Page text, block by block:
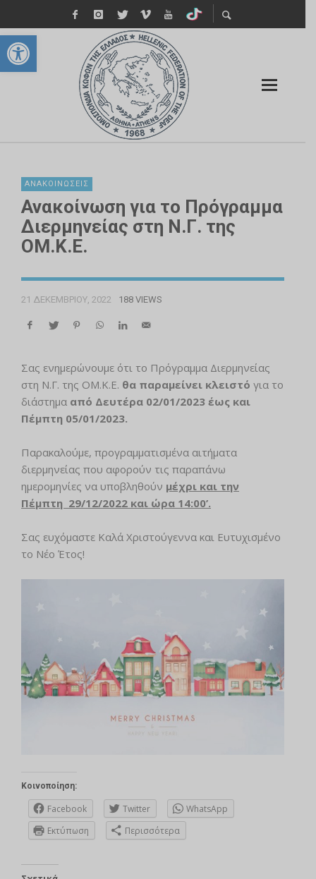
Ανοίξτε τη γραμμή εργαλείων
ΑΝΑΚΟΙΝΏΣΕΙΣ
Ανακοίνωση για το Πρόγραμμα
Διερμηνείας στη Ν.Γ. της
ΟΜ.Κ.Ε.
21 ΔΕΚΕΜΒΡΊΟΥ, 2022 188 VIEWS
Σας ενημερώνουμε ότι το Πρόγραμμα Διερμηνείας
στη Ν.Γ. της ΟΜ.Κ.Ε. θα παραμείνει κλειστό για τo
διάστημα από Δευτέρα 02/01/2023 έως και
Πέμπτη 05/01/2023.
Παρακαλούμε, προγραμματισμένα αιτήματα
διερμηνείας που αφορούν τις παραπάνω
ημερομηνίες να υποβληθούν μέχρι και την
Πέμπτη 29/12/2022 και ώρα 14:00’.
Σας ευχόμαστε Καλά Χριστούγεννα και Ευτυχισμένο
το Νέο Έτος!
Κοινοποίηση:
Facebook Twitter
WhatsApp
Εκτύπωση
Περισσότερα